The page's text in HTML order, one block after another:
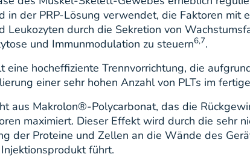
in der PRP-Lösung verwendet, die Faktoren mit
Leukozyten durch die Sekretion von
und Immunmodulation zu steuern6,7.
hocheffiziente Trennvorrichtung, die
einer sehr hohen Anzahl von PLTs im
aus Makrolon®-Polycarbonat, das die
maximiert. Dieser Effekt wird durch die sehr
der Proteine und Zellen an die Wände des
führt.